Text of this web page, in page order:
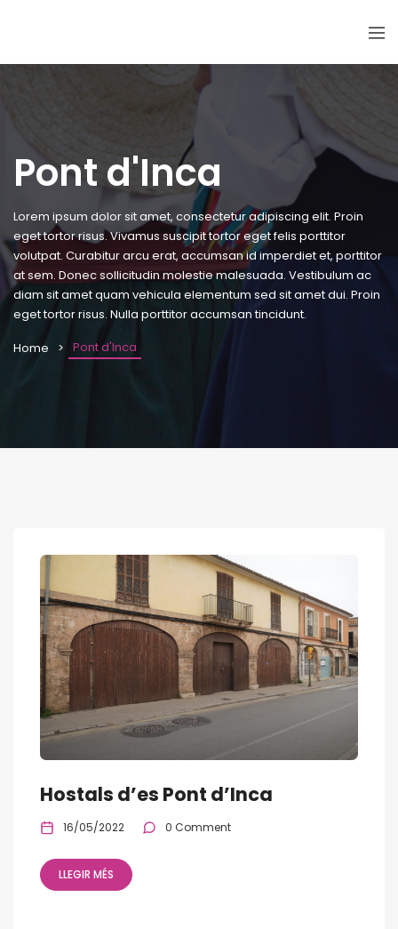
Pont d'Inca
Lorem ipsum dolor sit amet, consectetur adipiscing elit. Proin
eget tortor risus. Vivamus suscipit tortor eget felis porttitor
volutpat. Curabitur arcu erat, accumsan id imperdiet et, porttitor
at sem. Donec sollicitudin molestie malesuada. Vestibulum ac
diam sit amet quam vehicula elementum sed sit amet dui. Proin
eget tortor risus. Nulla porttitor accumsan tincidunt.
Home
Pont d'Inca
Hostals d’es Pont d’Inca
16/05/2022 0 Comment
LLEGIR MÉS